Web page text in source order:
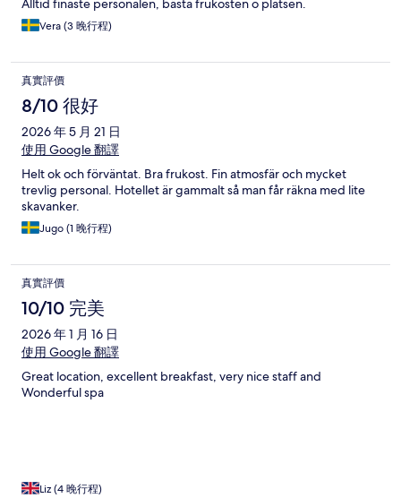
Alltid finaste personalen, bästa frukosten o platsen.
Vera (3 晚行程)
真實評價
8/10 很好
2026 年 5 月 21 日
使用 Google 翻譯
Helt ok och förväntat. Bra frukost. Fin atmosfär och mycket
trevlig personal. Hotellet är gammalt så man får räkna med lite
skavanker.
Jugo (1 晚行程)
真實評價
10/10 完美
2026 年 1 月 16 日
使用 Google 翻譯
Great location, excellent breakfast, very nice staff and
Wonderful spa
Liz (4 晚行程)